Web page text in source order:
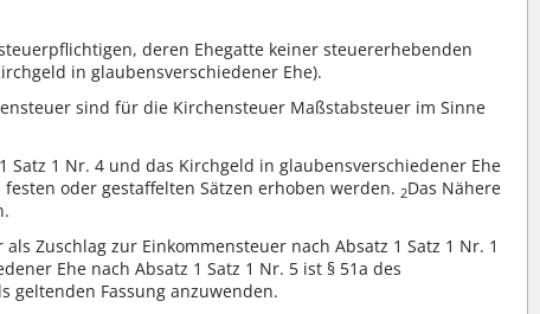
deren Ehegatte keiner steuererhebenden
in glaubensverschiedener Ehe).
sind für die Kirchensteuer Maßstabsteuer im Sinne
Satz 1 Nr. 4 und das Kirchgeld in glaubensverschiedener Ehe
oder gestaffelten Sätzen erhoben werden. 2Das Nähere
Zuschlag zur Einkommensteuer nach Absatz 1 Satz 1 Nr. 1
Ehe nach Absatz 1 Satz 1 Nr. 5 ist § 51a des
geltenden Fassung anzuwenden.